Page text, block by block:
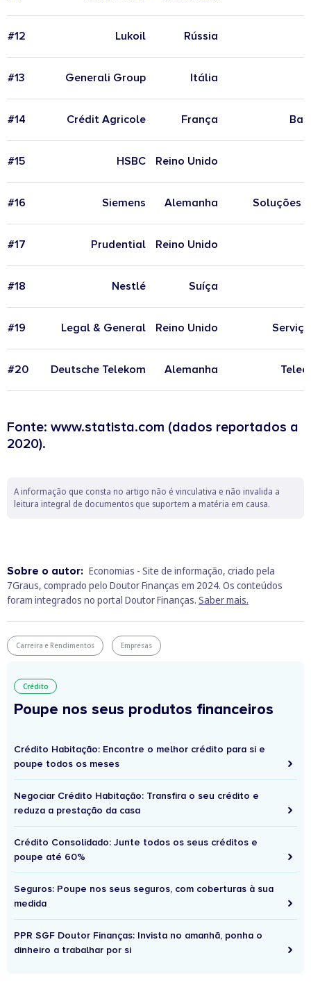
#12 Lukoil Rússia
#13 Generali Group Itália
#14 Crédit Agricole França
#15 HSBC Reino Unido
#16 Siemens Alemanha Soluções
#17 Prudential Reino Unido
#18 Nestlé Suíça
#19 Legal & General Reino Unido
#20 Deutsche Telekom Alemanha
Fonte: www.statista.com (dados reportados a
2020).
A informação que consta no artigo não é vinculativa e não invalida a
leitura integral de documentos que suportem a matéria em causa.
Sobre o autor: Economias - Site de informação, criado pela
7Graus, comprado pelo Doutor Finanças em 2024. Os conteúdos
foram integrados no portal Doutor Finanças. Saber mais.
Carreira e Rendimentos Empresas
Crédito
Poupe nos seus produtos financeiros
Crédito Habitação: Encontre o melhor crédito para si e
poupe todos os meses
Negociar Crédito Habitação: Transfira o seu crédito e
reduza a prestação da casa
Crédito Consolidado: Junte todos os seus créditos e
poupe até 60%
Seguros: Poupe nos seus seguros, com coberturas à sua
medida
PPR SGF Doutor Finanças: Invista no amanhã, ponha o
dinheiro a trabalhar por si